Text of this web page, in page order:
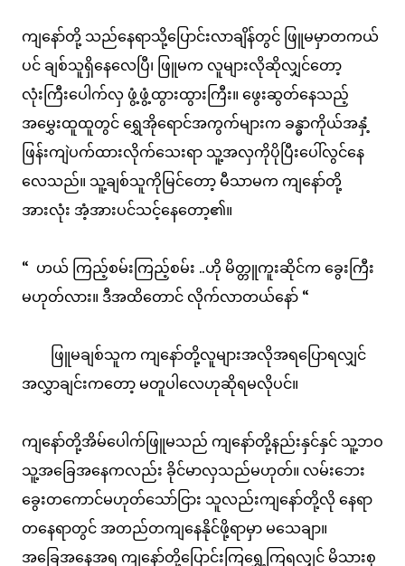
ကျနော်တို့ သည်နေရာသို့ပြောင်းလာချိန်တွင် ဖြူမမှာတကယ်
ပင် ချစ်သူရှိနေလေပြီ၊ ဖြူမက လူများလိုဆိုလျှင်တော့
လုံးကြီးပေါက်လှ ဖွံ့ဖွံ့ထွားထွားကြီး။ ဖွေးဆွတ်နေသည့်
အမွှေးထူထူတွင် ရွှေအိုရောင်အကွက်များက ခန္ဓာကိုယ်အနှံ့
ဖြန်းကျဲပက်ထားလိုက်သေးရာ သူ့အလှကိုပိုပြီးပေါ်လွင်နေ
လေသည်။ သူ့ချစ်သူကိုမြင်တော့ မီသာမက ကျနော်တို့
အားလုံး အံ့အားပင်သင့်နေတော့၏။
“ ဟယ် ကြည့်စမ်းကြည့်စမ်း ..ဟို မိတ္တူကူးဆိုင်က ခွေးကြီး
မဟုတ်လား။ ဒီအထိတောင် လိုက်လာတယ်နော် “
ဖြူမချစ်သူက ကျနော်တို့လူများအလိုအရပြောရလျှင်
အလွှာချင်းကတော့ မတူပါလေဟုဆိုရမလိုပင်။
ကျနော်တို့အိမ်ပေါက်ဖြူမသည် ကျနော်တို့နည်းနှင်နှင် သူ့ဘဝ
သူ့အခြေအနေကလည်း ခိုင်မာလှသည်မဟုတ်။ လမ်းဘေး
ခွေးတကောင်မဟုတ်သော်ငြား သူလည်းကျနော်တို့လို နေရာ
တနေရာတွင် အတည်တကျနေနိုင်ဖို့ရာမှာ မသေချာ။
အခြေအနေအရ ကျနော်တို့ပြောင်းကြရွှေ့ကြရလျှင် မိသားစု